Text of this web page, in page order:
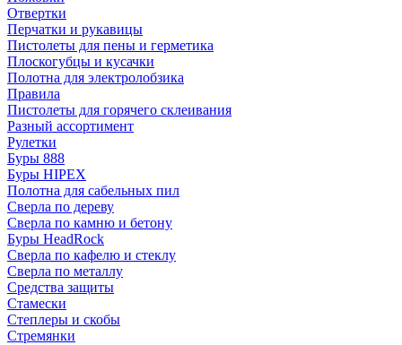
Отвертки
Перчатки и рукавицы
Пистолеты для пены и герметика
Плоскогубцы и кусачки
Полотна для электролобзика
Правила
Пистолеты для горячего склеивания
Разный ассортимент
Рулетки
Буры 888
Буры HIPEX
Полотна для сабельных пил
Сверла по дереву
Сверла по камню и бетону
Буры HeadRock
Сверла по кафелю и стеклу
Сверла по металлу
Средства защиты
Стамески
Степлеры и скобы
Стремянки